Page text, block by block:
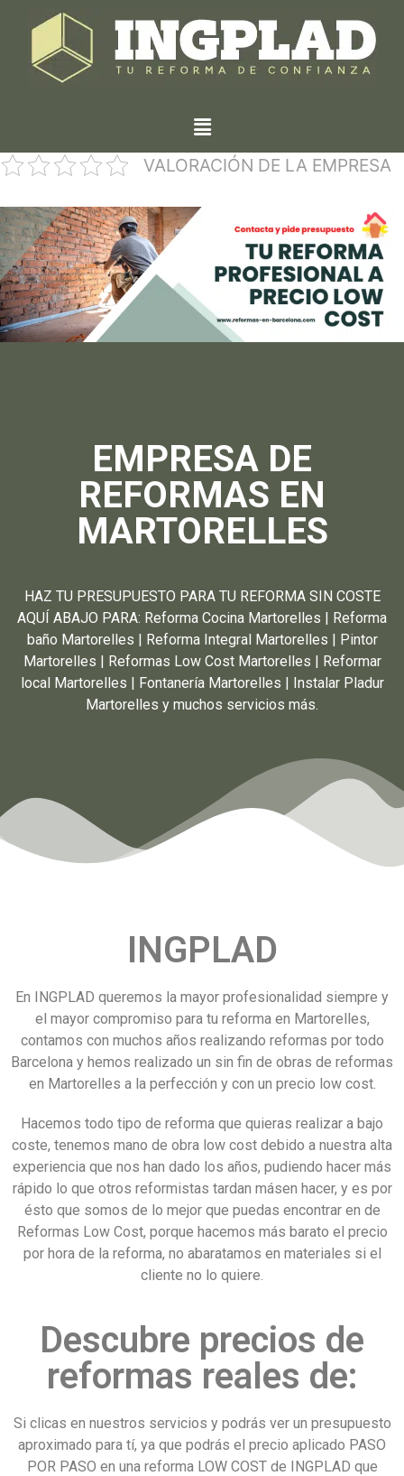
VALORACIÓN DE LA EMPRESA
EMPRESA DE
REFORMAS EN
MARTORELLES
HAZ TU PRESUPUESTO PARA TU REFORMA SIN COSTE
AQUÍ ABAJO PARA: Reforma Cocina Martorelles | Reforma
baño Martorelles | Reforma Integral Martorelles | Pintor
Martorelles | Reformas Low Cost Martorelles | Reformar
local Martorelles | Fontanería Martorelles | Instalar Pladur
Martorelles y muchos servicios más.
INGPLAD
En INGPLAD queremos la mayor profesionalidad siempre y
el mayor compromiso para tu reforma en Martorelles,
contamos con muchos años realizando reformas por todo
Barcelona y hemos realizado un sin fin de obras de reformas
en Martorelles a la perfección y con un precio low cost.
Hacemos todo tipo de reforma que quieras realizar a bajo
coste, tenemos mano de obra low cost debido a nuestra alta
experiencia que nos han dado los años, pudiendo hacer más
rápido lo que otros reformistas tardan másen hacer, y es por
ésto que somos de lo mejor que puedas encontrar en de
Reformas Low Cost, porque hacemos más barato el precio
por hora de la reforma, no abaratamos en materiales si el
cliente no lo quiere.
Descubre precios de
reformas reales de:
Si clicas en nuestros servicios y podrás ver un presupuesto
aproximado para tí, ya que podrás el precio aplicado PASO
POR PASO en una reforma LOW COST de INGPLAD que